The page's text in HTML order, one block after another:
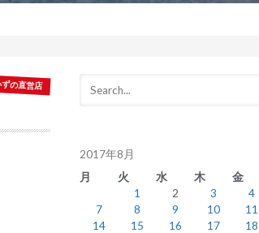
ずの直営店
2017年8月
月
火 水 木 金
1
2 3 4
7
8 9 10 11
14
15 16 17 18